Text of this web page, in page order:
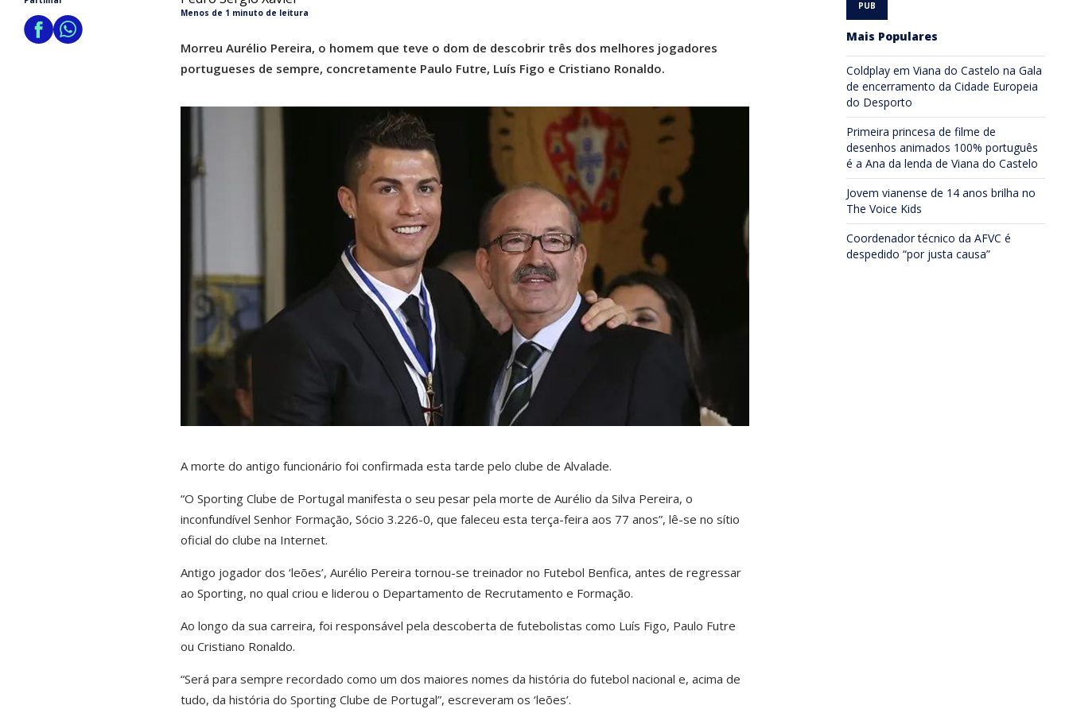
Menos de 1 minuto de leitura
Morreu Aurélio Pereira, o homem que teve o dom de descobrir três dos melhores jogadores
portugueses de sempre, concretamente Paulo Futre, Luís Figo e Cristiano Ronaldo.
A morte do antigo funcionário foi confirmada esta tarde pelo clube de Alvalade.
“O Sporting Clube de Portugal manifesta o seu pesar pela morte de Aurélio da Silva Pereira, o
inconfundível Senhor Formação, Sócio 3.226-0, que faleceu esta terça-feira aos 77 anos”, lê-se no sítio
oficial do clube na Internet.
Antigo jogador dos ‘leões’, Aurélio Pereira tornou-se treinador no Futebol Benfica, antes de regressar
ao Sporting, no qual criou e liderou o Departamento de Recrutamento e Formação.
Ao longo da sua carreira, foi responsável pela descoberta de futebolistas como Luís Figo, Paulo Futre
ou Cristiano Ronaldo.
“Será para sempre recordado como um dos maiores nomes da história do futebol nacional e, acima de
tudo, da história do Sporting Clube de Portugal”, escreveram os ‘leões’.
Mais Populares
Coldplay em Viana do Castelo na Gala
de encerramento da Cidade Europeia
do Desporto
Primeira princesa de filme de
desenhos animados 100% português
é a Ana da lenda de Viana do Castelo
Jovem vianense de 14 anos brilha no
The Voice Kids
Coordenador técnico da AFVC é
despedido “por justa causa”